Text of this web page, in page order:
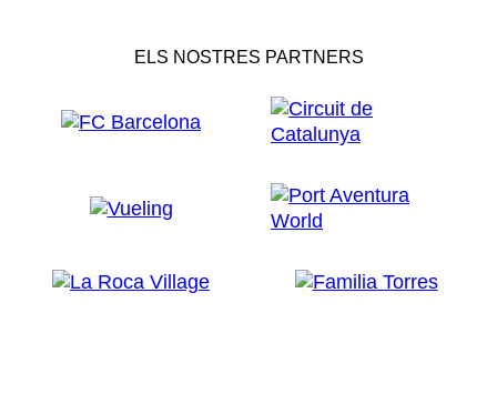
ELS NOSTRES PARTNERS